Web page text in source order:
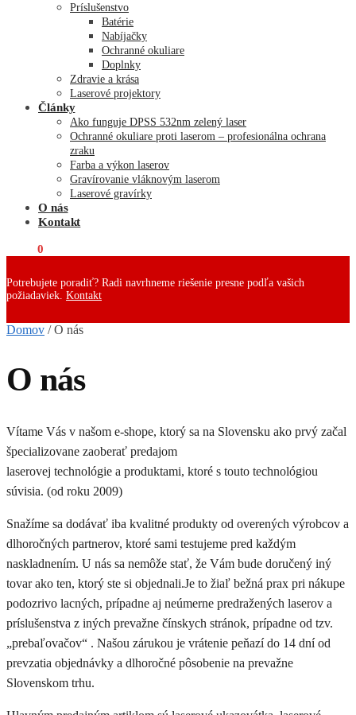
Príslušenstvo
Batérie
Nabíjačky
Ochranné okuliare
Doplnky
Zdravie a krása
Laserové projektory
Články
Ako funguje DPSS 532nm zelený laser
Ochranné okuliare proti laserom – profesionálna ochrana
zraku
Farba a výkon laserov
Gravírovanie vláknovým laserom
Laserové gravírky
O nás
Kontakt
0
Potrebujete poradiť? Radi navrhneme riešenie presne podľa vašich
požiadaviek. Kontakt
Domov /O nás
O nás
Vítame Vás v našom e-shope, ktorý sa na Slovensku ako prvý začal
špecializovane zaoberať predajom
laserovej technológie a produktami, ktoré s touto technológiou
súvisia. (od roku 2009)
Snažíme sa dodávať iba kvalitné produkty od overených výrobcov a
dlhoročných partnerov, ktoré sami testujeme pred každým
naskladnením. U nás sa nemôže stať, že Vám bude doručený iný
tovar ako ten, ktorý ste si objednali.Je to žiaľ bežná prax pri nákupe
podozrivo lacných, prípadne aj neúmerne predražených laserov a
príslušenstva z iných prevažne čínskych stránok, prípadne od tzv.
„prebaľovačov“ . Našou zárukou je vrátenie peňazí do 14 dní od
prevzatia objednávky a dlhoročné pôsobenie na prevažne
Slovenskom trhu.